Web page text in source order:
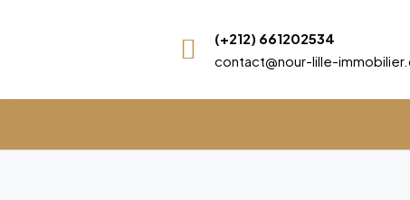
(+212) 661202534
contact@nour-lille-